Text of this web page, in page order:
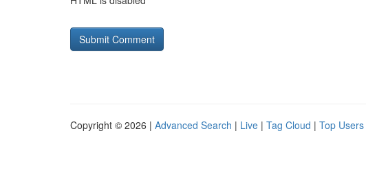
Copyright © 2026 | Advanced Search | Live | Tag Cloud | Top Users